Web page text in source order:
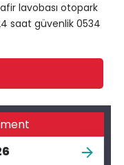
lavobası otopark
saat güvenlik 0534